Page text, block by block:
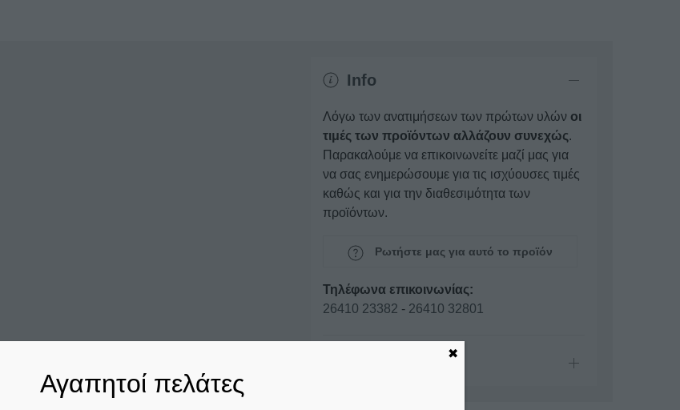
Info
Λόγω των ανατιμήσεων των πρώτων υλών οι
τιμές των προϊόντων αλλάζουν συνεχώς.
Παρακαλούμε να επικοινωνείτε μαζί μας για
να σας ενημερώσουμε για τις ισχύουσες τιμές
καθώς και για την διαθεσιμότητα των
προϊόντων.
Ρωτήστε μας για αυτό το προϊόν
Τηλέφωνα επικοινωνίας:
26410 23382 - 26410 32801
Αγαπητοί πελάτες
✖